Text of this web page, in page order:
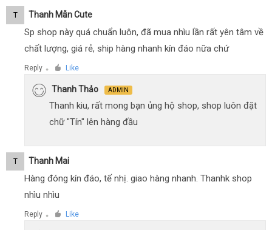
T Thanh Mẫn Cute
Sp shop này quá chuẩn luôn, đã mua nhìu lần rất yên tâm về
chất lượng, giá rẻ, ship hàng nhanh kín đáo nữa chứ
Reply ● Like
Thanh Thảo ADMIN
Thanh kiu, rất mong bạn ủng hộ shop, shop luôn đặt
chữ "Tín" lên hàng đầu
T Thanh Mai
Hàng đóng kín đáo, tế nhị. giao hàng nhanh. Thanhk shop
nhìu nhìu
Reply ● Like